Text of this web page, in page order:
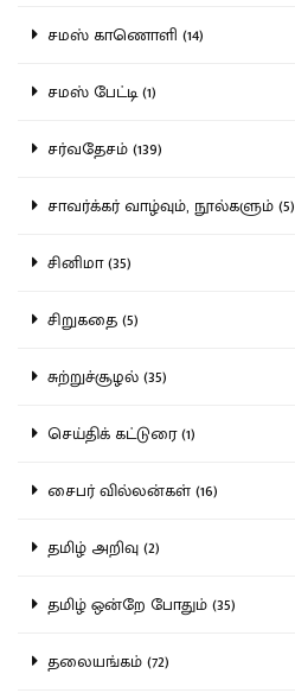
சமஸ் காணொளி (14)
சமஸ் பேட்டி (1)
சர்வதேசம் (139)
சாவர்க்கர் வாழ்வும், நூல்களும் (5)
சினிமா (35)
சிறுகதை (5)
சுற்றுச்சூழல் (35)
செய்திக் கட்டுரை (1)
சைபர் வில்லன்கள் (16)
தமிழ் அறிவு (2)
தமிழ் ஒன்றே போதும் (35)
தலையங்கம் (72)